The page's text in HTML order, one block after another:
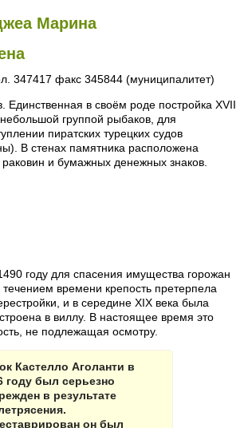
Марина
347417 факс 345844 (муниципалитет)
Единственная в своём роде постройка XVII
небольшой группой рыбаков, для
пиратских турецких судов
В стенах памятника расположена
и бумажных денежных знаков.
году для спасения имущества горожан
течением времени крепость претерпела
и в середине XIX века была
в виллу. В настоящее время это
не подлежащая осмотру.
Кастелло Аголанти в
году был серьезно
в результате
он был